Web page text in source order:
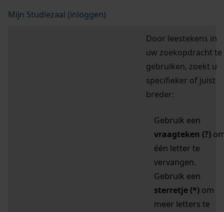
Mijn Studiezaal (inloggen)
Door leestekens in
uw zoekopdracht te
gebruiken, zoekt u
specifieker of juist
breder:
Gebruik een
vraagteken (?)
één letter te
vervangen.
Gebruik een
sterretje (*) om
meer letters te